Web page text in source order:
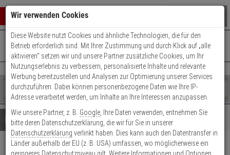
0 ARTIKEL IM WARENKORB
Ihr Warenkorb ist momentan leer.
Ergebnisse ()
Fertig
Shop
durchsuchen
Bitte
geben
Sie
mindestens
Es
wurde
noch
Kategorien
Suche
+49 (0)821 899 493-0Mo. - Do.: 8:00 - 16:30 | Fr.: 8:00 - 14:00 Uhr
Kontaktservice nutzen
Details Beratung
Wir verwenden Cookies
Diese Website nutzt Cookies und ähnliche Technologien, die für den
Betrieb erforderlich sind. Mit Ihrer Zustimmung und durch Klick auf „alle
aktivieren“ setzen wir und unsere Partner zusätzliche Cookies, um Ihr
Nutzungserlebnis zu verbessern, personalisierte Inhalte und relevante
Werbung bereitzustellen und Analysen zur Optimierung unserer Services
durchzuführen. Dabei können personenbezogene Daten wie Ihre IP-
Adresse verarbeitet werden, um Inhalte an Ihre Interessen anzupassen.
Wie unsere Partner, z. B. Google , Ihre Daten verwenden, entnehmen Sie
bitte deren Datenschutzerklärung, die wir für Sie in unserer
Datenschutzerklärung verlinkt haben. Dies kann auch den Datentransfer in
Länder außerhalb der EU (z. B. USA) umfassen, wo möglicherweise ein